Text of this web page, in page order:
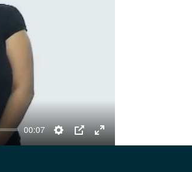
00:07
Settings
PIP Enter